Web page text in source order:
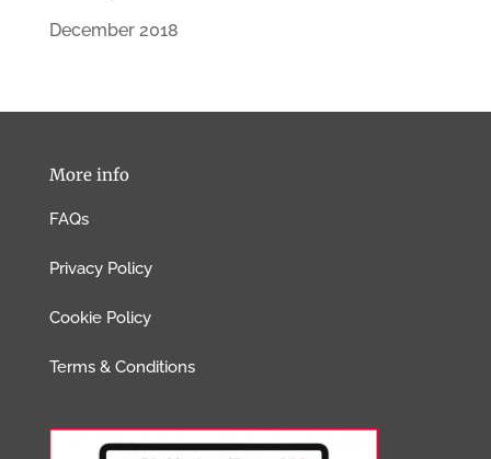
December 2018
More info
FAQs
Privacy Policy
Cookie Policy
Terms & Conditions